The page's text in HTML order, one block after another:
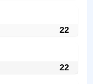
22
22